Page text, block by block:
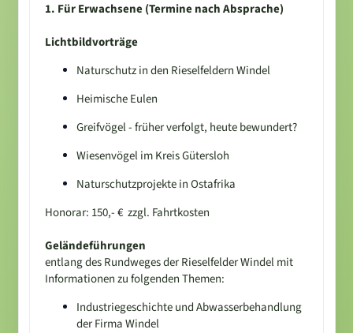
1. Für Erwachsene (Termine nach Absprache)
Lichtbildvorträge
Naturschutz in den Rieselfeldern Windel
Heimische Eulen
Greifvögel - früher verfolgt, heute bewundert?
Wiesenvögel im Kreis Gütersloh
Naturschutzprojekte in Ostafrika
Honorar: 150,- € zzgl. Fahrtkosten
Geländeführungen
entlang des Rundweges der Rieselfelder Windel mit
Informationen zu folgenden Themen:
Industriegeschichte und Abwasserbehandlung
der Firma Windel